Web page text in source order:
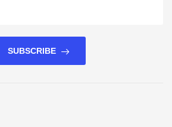
SUBSCRIBE